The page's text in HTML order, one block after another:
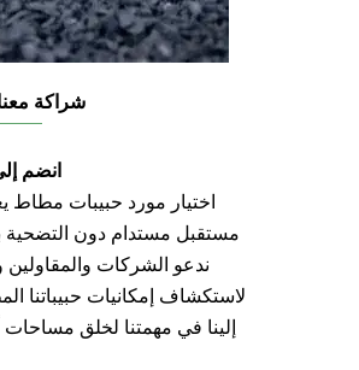
شراكة
انضم
اختيار مورد حبيبات مطاط
مستقبل مستدام دون التضحية
ندعو الشركات والمقاولين
لاستكشاف إمكانيات حبيباتنا
إلينا في مهمتنا لخلق مساحات